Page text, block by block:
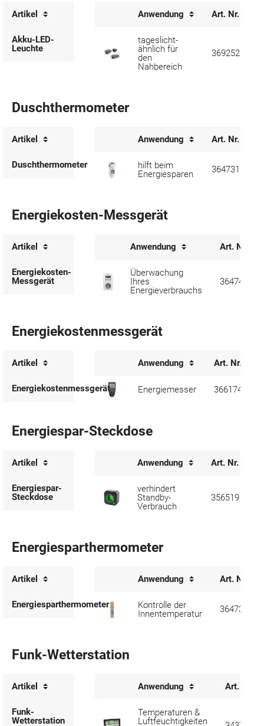
Artikel Anwendung Art. Nr.
Akku-LED-
Leuchte
tageslicht-
ähnlich für
den
Nahbereich
369252
Duschthermometer
Artikel Anwendung Art. Nr.
Duschthermometer
hilft beim
Energiesparen
364731
Energiekosten-Messgerät
Artikel Anwendung Art. Nr.
Energiekosten-
Messgerät
Überwachung
Ihres
Energieverbrauchs
364742
Energiekostenmessgerät
Artikel Anwendung Art. Nr.
Energiekostenmessgerät Energiemesser 366174
Energiespar-Steckdose
Artikel Anwendung Art. Nr.
Energiespar-
Steckdose
verhindert
Standby-
Verbrauch
356519
Energiesparthermometer
Artikel Anwendung Art. Nr.
Energiesparthermometer
Kontrolle der
Innentemperatur
364730
Funk-Wetterstation
Artikel Anwendung Art. Nr.
Funk-
Wetterstation
Temperaturen &
Luftfeuchtigkeiten